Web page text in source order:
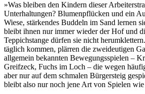
»Was bleiben den Kindern dieser
Unterhaltungen? Blumenpflücken und ein
Wiese, stärkendes Buddeln im Sand lernen
bleibt ihnen nur immer wieder der Hof und
Teppichstange dürfen sie nicht
täglich kommen, plärren die zweideutigen
allgemein bekannten Bewegungsspielen –
Greifzeck, Fuchs im Loch – die wegen
aber nur auf dem schmalen Bürgersteig
bleibt also nur noch jene Art von Spielen